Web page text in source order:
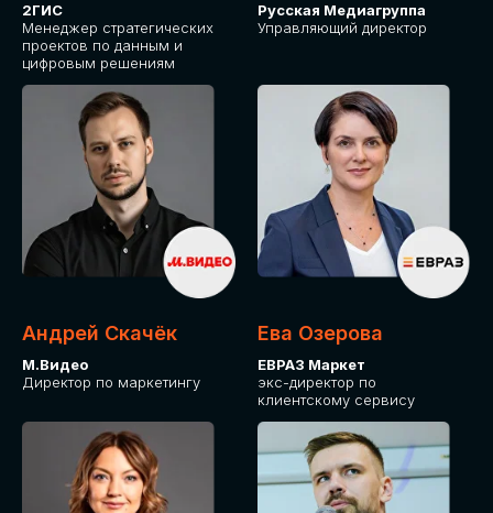
2ГИС
Менеджер стратегических
проектов по данным и
цифровым решениям
Русская Медиагруппа
Управляющий директор
Андрей Скачёк
М.Видео
Директор по маркетингу
Ева Озерова
ЕВРАЗ Маркет
экс-директор по
клиентскому сервису